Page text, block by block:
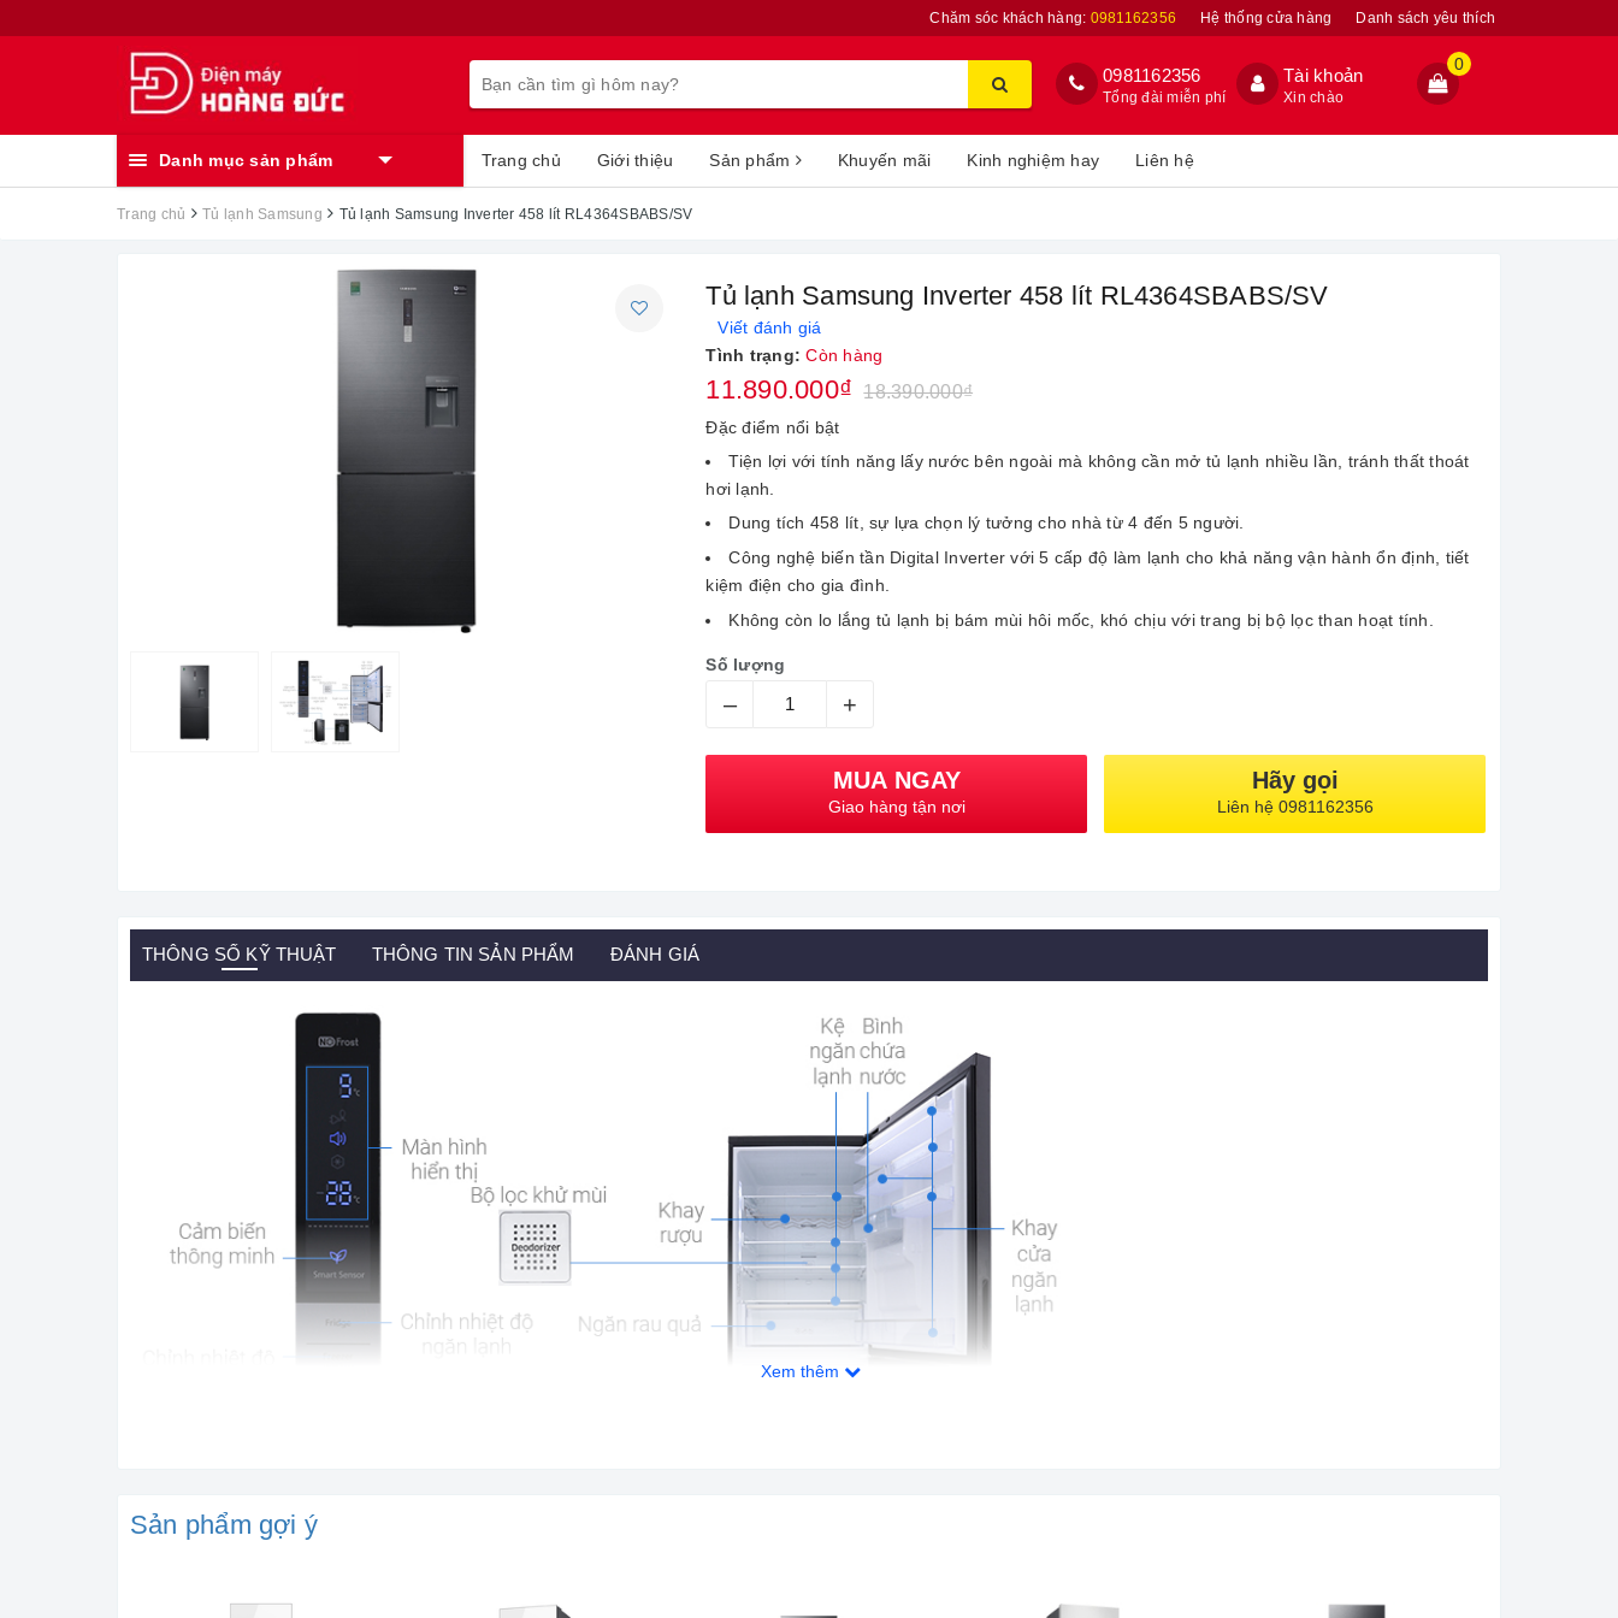
Chăm sóc khách hàng: 0981162356 Hệ thống cửa hàng Danh sách yêu thích
0981162356
Tổng đài miễn phí
Tài khoản
Xin chào
0
Danh mục sản phẩm Trang chủ Giới thiệu Sản phẩm Khuyến mãi Kinh nghiệm hay Liên hệ
Trang chủ Tủ lạnh Samsung Tủ lạnh Samsung Inverter 458 lít RL4364SBABS/SV
Tủ lạnh Samsung Inverter 458 lít RL4364SBABS/SV
Viết đánh giá
Tình trạng: Còn hàng
11.890.000₫ 18.390.000₫
Đặc điểm nổi bật
Tiện lợi với tính năng lấy nước bên ngoài mà không cần mở tủ lạnh nhiều lần, tránh thất thoát
hơi lạnh.
Dung tích 458 lít, sự lựa chọn lý tưởng cho nhà từ 4 đến 5 người.
Công nghệ biến tần Digital Inverter với 5 cấp độ làm lạnh cho khả năng vận hành ổn định, tiết
kiệm điện cho gia đình.
Không còn lo lắng tủ lạnh bị bám mùi hôi mốc, khó chịu với trang bị bộ lọc than hoạt tính.
Số lượng
– +
MUA NGAY
Giao hàng tận nơi
Hãy gọi
Liên hệ 0981162356
THÔNG SỐ KỸ THUẬT THÔNG TIN SẢN PHẨM ĐÁNH GIÁ
Xem thêm
Sản phẩm gợi ý